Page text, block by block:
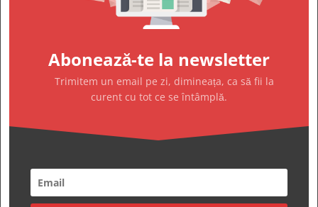
Abonează-te la newsletter
Trimitem un email pe zi, dimineața, ca să fii la
curent cu tot ce se întâmplă.